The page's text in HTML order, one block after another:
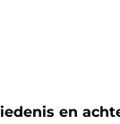
en